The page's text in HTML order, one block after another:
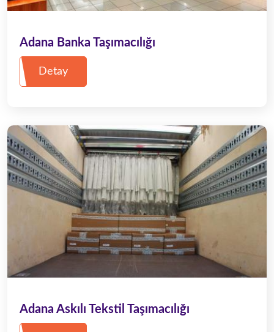
Adana Banka Taşımacılığı
Detay
Adana Askılı Tekstil Taşımacılığı